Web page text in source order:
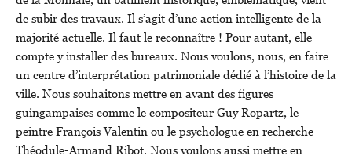
de subir des travaux. Il s’agit d’une action intelligente de la
majorité actuelle. Il faut le reconnaître ! Pour autant, elle
compte y installer des bureaux. Nous voulons, nous, en faire
un centre d’interprétation patrimoniale dédié à l’histoire de la
ville. Nous souhaitons mettre en avant des figures
guingampaises comme le compositeur Guy Ropartz, le
peintre François Valentin ou le psychologue en recherche
Théodule-Armand Ribot. Nous voulons aussi mettre en